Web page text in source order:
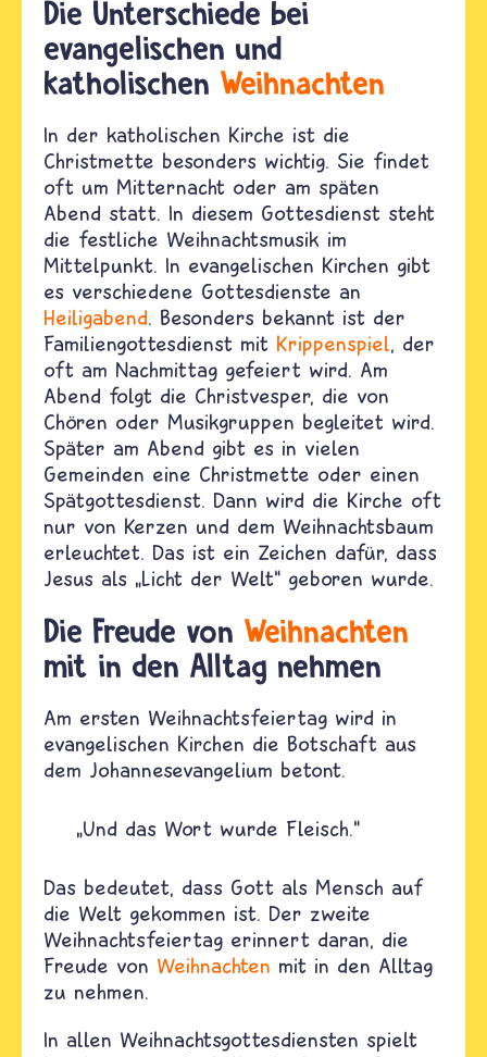
Die Unterschiede bei
evangelischen und
katholischen Weihnachten
In der katholischen Kirche ist die
Christmette besonders wichtig. Sie findet
oft um Mitternacht oder am späten
Abend statt. In diesem Gottesdienst steht
die festliche Weihnachtsmusik im
Mittelpunkt. In evangelischen Kirchen gibt
es verschiedene Gottesdienste an
Heiligabend. Besonders bekannt ist der
Familiengottesdienst mit Krippenspiel, der
oft am Nachmittag gefeiert wird. Am
Abend folgt die Christvesper, die von
Chören oder Musikgruppen begleitet wird.
Später am Abend gibt es in vielen
Gemeinden eine Christmette oder einen
Spätgottesdienst. Dann wird die Kirche oft
nur von Kerzen und dem Weihnachtsbaum
erleuchtet. Das ist ein Zeichen dafür, dass
Jesus als „Licht der Welt“ geboren wurde.
Die Freude von Weihnachten
mit in den Alltag nehmen
Am ersten Weihnachtsfeiertag wird in
evangelischen Kirchen die Botschaft aus
dem Johannesevangelium betont.
„Und das Wort wurde Fleisch.“
Das bedeutet, dass Gott als Mensch auf
die Welt gekommen ist. Der zweite
Weihnachtsfeiertag erinnert daran, die
Freude von Weihnachten mit in den Alltag
zu nehmen.
In allen Weihnachtsgottesdiensten spielt